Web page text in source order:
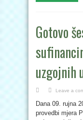
Gotovo
uzgojnih
Leave a
Dana 09. rujna
provedbi mjera